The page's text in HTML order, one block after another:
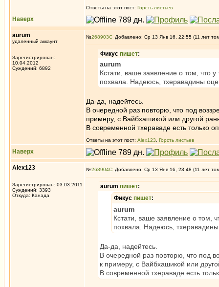
Ответы на этот пост: Горсть листьев
Наверх
aurum
удаленный аккаунт
Зарегистрирован:
10.04.2012
Суждений: 6892
№268903 Добавлено: Ср 13 Янв 16, 22:55 (11 лет
Фикус пишет:
aurum
Кстати, ваше заявление о том, что
похвала. Надеюсь, тхеравадины
Да-да, надейтесь.
В очередной раз повторю, что под
примеру, с Вайбхашикой или другой
В современной тхераваде есть только
Ответы на этот пост: Alex123 Горсть листьев
Наверх
Alex123
Зарегистрирован: 03.03.2011
Суждений: 3393
Откуда: Канада
№268904 Добавлено: Ср 13 Янв 16, 23:48 (11 лет
aurum пишет:
Фикус пишет:
aurum
Кстати, ваше заявление о том,
похвала. Надеюсь,
Да-да, надейтесь.
В очередной раз повторю, что под
к примеру, с Вайбхашикой или
В современной тхераваде есть